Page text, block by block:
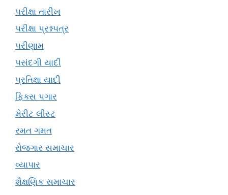
પરીક્ષા તારીખ
પરીક્ષા પ્રશ્નપત્ર
પરીણામ
પસંદગી યાદી
પ્રતિક્ષા યાદી
ફિક્સ પગાર
મેરીટ લીસ્ટ
રમત ગમત
રોજગાર સમાચાર
વ્યાપાર
શૈક્ષણિક સમાચાર